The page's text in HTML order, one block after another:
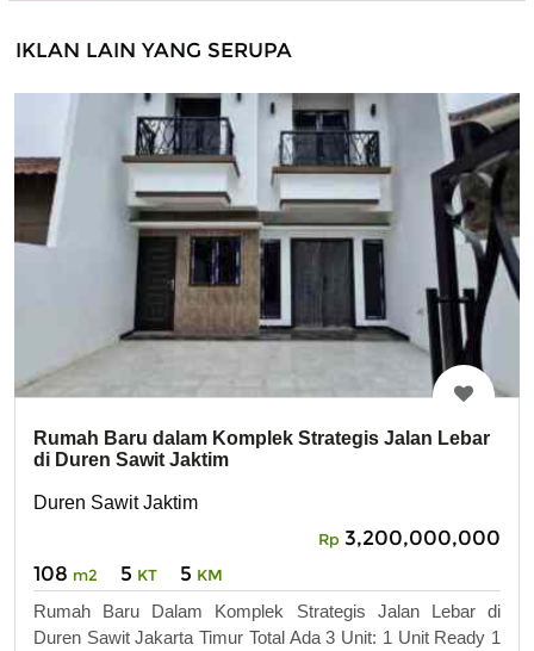
IKLAN LAIN YANG SERUPA
Rumah Baru dalam Komplek Strategis Jalan Lebar
di Duren Sawit Jaktim
Duren Sawit Jaktim
Rp 3,200,000,000
108 m2 5 KT 5 KM
Rumah Baru Dalam Komplek Strategis Jalan Lebar di
Duren Sawit Jakarta Timur Total Ada 3 Unit: 1 Unit Ready 1